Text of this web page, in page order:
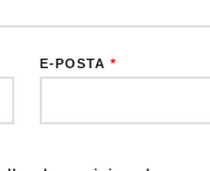
E-POSTA *